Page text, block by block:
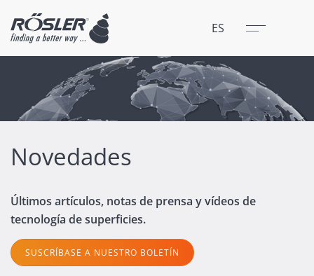
ES Menú
Cerrar
Novedades
Últimos artículos, notas de prensa y vídeos de
tecnología de superficies.
SUSCRÍBASE A NUESTRO BOLETÍN